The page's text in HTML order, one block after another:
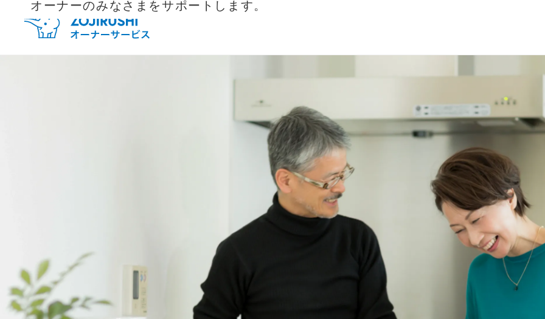
オーナーのみなさまをサポートします。
毎月抽選で 名様に 円分のQUOカードプレ
新規会員登録（無料） ログイン
※新規会員登録または追加製品登録をいただいた方が対象です
※オーナーサービスは日本国内にお住まいの個人の方向けサービスとなりま